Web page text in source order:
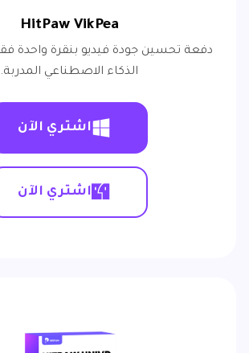
HitPaw VikPea
دفعة تحسين جودة فيديو بنقرة واحدة
الذكاء الاصطناعي المدربة.
اشتري الآن
اشتري الآن